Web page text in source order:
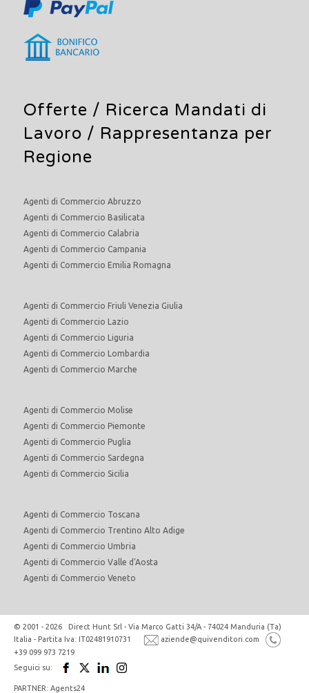
Offerte / Ricerca Mandati di
Lavoro / Rappresentanza per
Regione
Agenti di Commercio Abruzzo
Agenti di Commercio Basilicata
Agenti di Commercio Calabria
Agenti di Commercio Campania
Agenti di Commercio Emilia Romagna
Agenti di Commercio Friuli Venezia Giulia
Agenti di Commercio Lazio
Agenti di Commercio Liguria
Agenti di Commercio Lombardia
Agenti di Commercio Marche
Agenti di Commercio Molise
Agenti di Commercio Piemonte
Agenti di Commercio Puglia
Agenti di Commercio Sardegna
Agenti di Commercio Sicilia
Agenti di Commercio Toscana
Agenti di Commercio Trentino Alto Adige
Agenti di Commercio Umbria
Agenti di Commercio Valle d'Aosta
Agenti di Commercio Veneto
© 2001 - 2026 Direct Hunt Srl - Via Marco Gatti 34/A - 74024 Manduria (Ta)
Italia - Partita Iva: IT02481910731
aziende@quivenditori.com
+39 099 973 7219
Seguici su:
PARTNER: Agents24